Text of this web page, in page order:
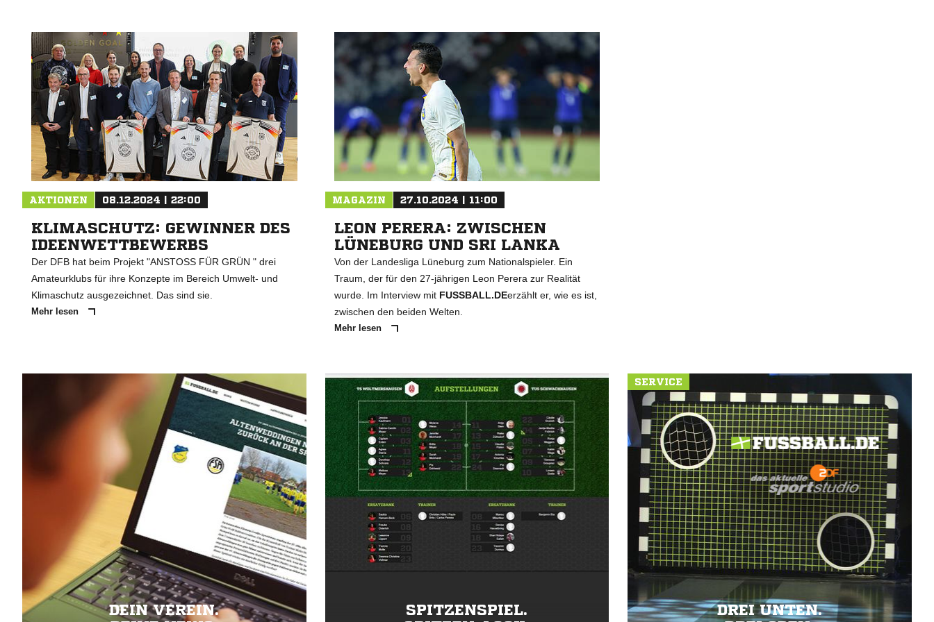
AKTIONEN 08.12.2024 | 22:00
KLIMASCHUTZ: GEWINNER DES
IDEENWETTBEWERBS
Der DFB hat beim Projekt "ANSTOSS FÜR GRÜN " drei
Amateurklubs für ihre Konzepte im Bereich Umwelt- und
Klimaschutz ausgezeichnet. Das sind sie.
Mehr lesen
MAGAZIN 27.10.2024 | 11:00
LEON PERERA: ZWISCHEN
LÜNEBURG UND SRI LANKA
Von der Landesliga Lüneburg zum Nationalspieler. Ein
Traum, der für den 27-jährigen Leon Perera zur Realität
wurde. Im Interview mit FUSSBALL.DEerzählt er, wie es ist,
zwischen den beiden Welten.
Mehr lesen
DEIN VEREIN.
SPITZENSPIEL.
SERVICE
DREI UNTEN.